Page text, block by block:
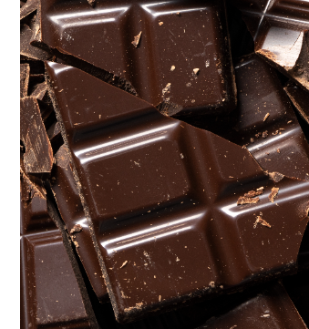
Технологи Машинного
Дизайн Квартиры Студии